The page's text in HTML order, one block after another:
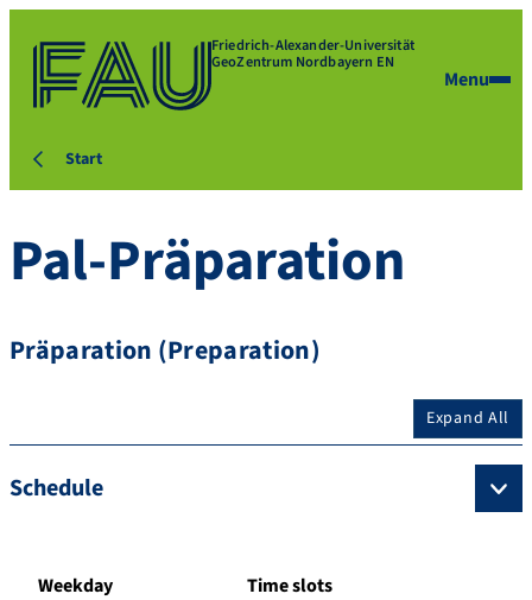
Friedrich-Alexander-Universität
GeoZentrum Nordbayern EN
Menu
Start
Pal-Präparation
Präparation (Preparation)
Expand All
Schedule
Weekday Time slots